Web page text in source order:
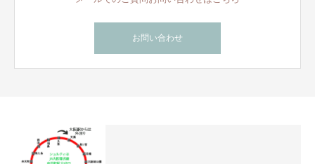
お問い合わせ